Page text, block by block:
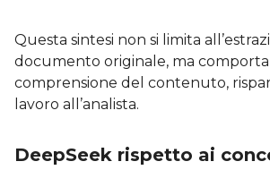
Questa sintesi non si limita
documento originale, ma
comprensione del contenuto,
lavoro all’analista.
DeepSeek rispetto ai